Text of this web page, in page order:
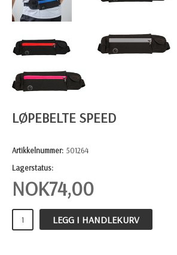
LØPEBELTE SPEED
Artikkelnummer: 501264
Lagerstatus:
NOK74,00
LEGG I HANDLEKURV